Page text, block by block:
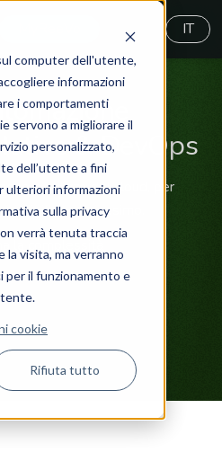
computer dell'utente,
informazioni
i comportamenti
servono a migliorare il
personalizzato,
dell’utente a fini
ulteriori informazioni
sulla privacy
verrà tenuta traccia
visita, ma verranno
per il funzionamento e
cookie
Rifiuta tutto
IT
& DevOps
e utilizzo del cloud, per
digitale al massimo.
la complessità